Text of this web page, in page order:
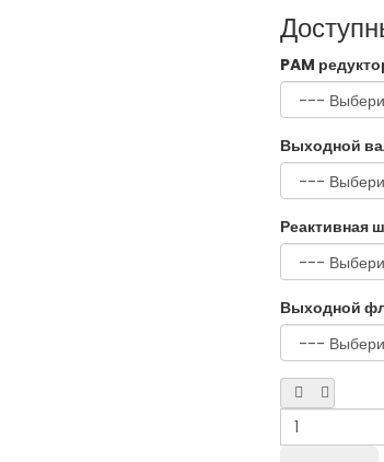
PAM
Выходной
Реактивная
Выходной